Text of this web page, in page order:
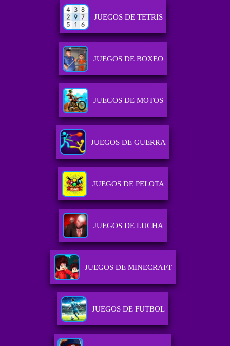
JUEGOS DE TETRIS
JUEGOS DE BOXEO
JUEGOS DE MOTOS
JUEGOS DE GUERRA
JUEGOS DE PELOTA
JUEGOS DE LUCHA
JUEGOS DE MINECRAFT
JUEGOS DE FUTBOL